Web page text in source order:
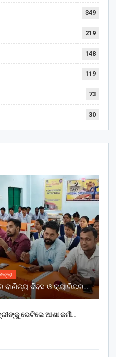
349
219
148
119
73
30
ବାଣିଜ୍ୟ ଦିବସ ଓ କ୍ୟାରିୟର…
ଭେଟିଲେ ଆଶା କର୍ମୀ…